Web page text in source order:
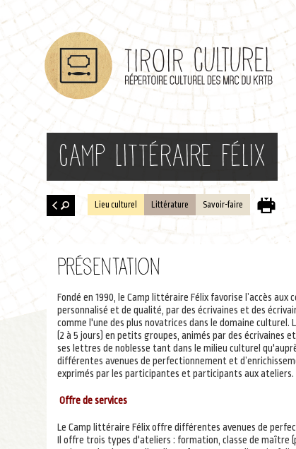
Camp littéraire Félix
Retour
recherche
Lieu culturel Littérature Savoir-faire
Présentation
Fondé en 1990, le Camp littéraire Félix favorise l’accès
personnalisé et de qualité, par des écrivaines et des
comme l'une des plus novatrices dans le domaine
(2 à 5 jours) en petits groupes, animés par des écrivaines
ses lettres de noblesse tant dans le milieu culturel
différentes avenues de perfectionnement et
exprimés par les participantes et participants aux ateliers.
Offre de services
Le Camp littéraire Félix offre différentes avenues de
Il offre trois types d'ateliers : formation, classe de maître